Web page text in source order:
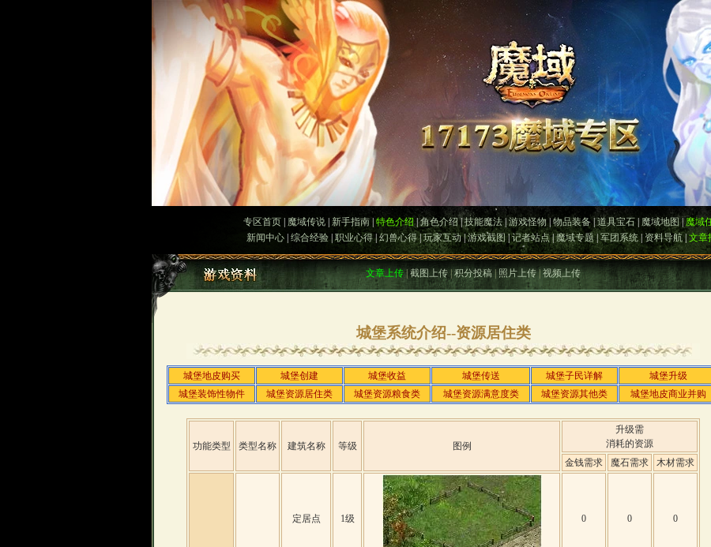
专区首页| 魔域传说| 新手指南| 特色介绍|角色介绍|技能魔法|游戏怪物| 物品装备|道具宝石| 魔域地图| 魔域
新闻中心 综合经验 |职业心得| 幻兽心得|玩家互动|游戏截图|记者站点|魔域专题|军团系统| 资料导航|文章
文章上传| 截图上传|积分投稿 照片上传| 视频上传
城堡系统介绍--资源居住类
城堡地皮购买 城堡创建 城堡收益 城堡传送 城堡子民详解
城堡升级
城堡装饰性物件
城堡资源居住类 城堡资源粮食类 城堡资源满意度类 城堡资源其他类 城堡地皮商业并购
功能类型 类型名称 建筑名称 等级 图例
升级需
消耗的资源
金钱需求
魔石需求 木材需求
定居点 1级 0 0 0